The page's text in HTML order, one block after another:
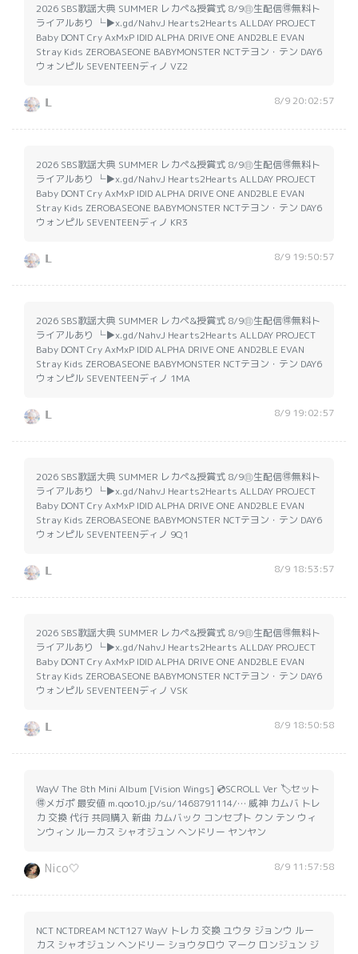
2026 SBS歌謡大典 SUMMER レカペ&授賞式 8/9㊐生配信🉐無料ト
ライアルあり └▶︎x.gd/NahvJ Hearts2Hearts ALLDAY PROJECT
Baby DONT Cry AxMxP IDID ALPHA DRIVE ONE AND2BLE EVAN
Stray Kids ZEROBASEONE BABYMONSTER NCTテヨン・テン DAY6
ウォンピル SEVENTEENディノ VZ2
𝗟 8/9 20:02:57
2026 SBS歌謡大典 SUMMER レカペ&授賞式 8/9㊐生配信🉐無料ト
ライアルあり └▶︎x.gd/NahvJ Hearts2Hearts ALLDAY PROJECT
Baby DONT Cry AxMxP IDID ALPHA DRIVE ONE AND2BLE EVAN
Stray Kids ZEROBASEONE BABYMONSTER NCTテヨン・テン DAY6
ウォンピル SEVENTEENディノ KR3
𝗟 8/9 19:50:57
2026 SBS歌謡大典 SUMMER レカペ&授賞式 8/9㊐生配信🉐無料ト
ライアルあり └▶︎x.gd/NahvJ Hearts2Hearts ALLDAY PROJECT
Baby DONT Cry AxMxP IDID ALPHA DRIVE ONE AND2BLE EVAN
Stray Kids ZEROBASEONE BABYMONSTER NCTテヨン・テン DAY6
ウォンピル SEVENTEENディノ 1MA
𝗟 8/9 19:02:57
2026 SBS歌謡大典 SUMMER レカペ&授賞式 8/9㊐生配信🉐無料ト
ライアルあり └▶︎x.gd/NahvJ Hearts2Hearts ALLDAY PROJECT
Baby DONT Cry AxMxP IDID ALPHA DRIVE ONE AND2BLE EVAN
Stray Kids ZEROBASEONE BABYMONSTER NCTテヨン・テン DAY6
ウォンピル SEVENTEENディノ 9Q1
𝗟 8/9 18:53:57
2026 SBS歌謡大典 SUMMER レカペ&授賞式 8/9㊐生配信🉐無料ト
ライアルあり └▶︎x.gd/NahvJ Hearts2Hearts ALLDAY PROJECT
Baby DONT Cry AxMxP IDID ALPHA DRIVE ONE AND2BLE EVAN
Stray Kids ZEROBASEONE BABYMONSTER NCTテヨン・テン DAY6
ウォンピル SEVENTEENディノ VSK
𝗟 8/9 18:50:58
WayV The 8th Mini Album [Vision Wings] 💿SCROLL Ver 🏷️セット
🉐メガポ 最安値 m.qoo10.jp/su/1468791114/… 威神 カムバ トレ
カ 交換 代行 共同購入 新曲 カムバック コンセプト クン テン ウィ
ンウィン ルーカス シャオジュン ヘンドリー ヤンヤン
Nico🤍 8/9 11:57:58
NCT NCTDREAM NCT127 WayV トレカ 交換 ユウタ ジョンウ ルー
カス シャオジュン ヘンドリー ショウタロウ マーク ロンジュン ジ